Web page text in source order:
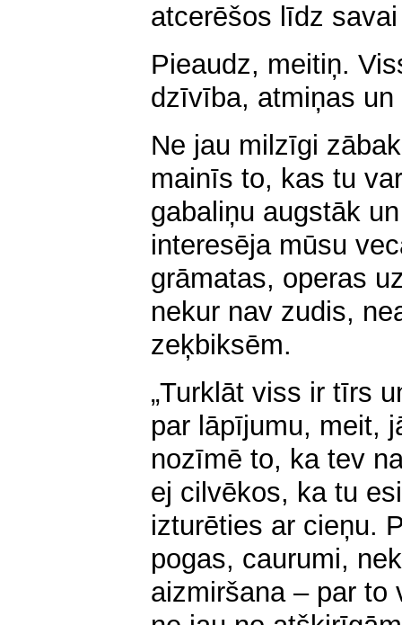
atcerēšos līdz
Pieaudz, meitiņ.
dzīvība, atmiņas
Ne jau milzīgi
mainīs to, kas tu
gabaliņu augstāk
interesēja mūsu
grāmatas, operas
nekur nav zudis,
zeķbiksēm.
„Turklāt viss ir tīrs
par lāpījumu, meit,
nozīmē to, ka tev
ej cilvēkos, ka tu
izturēties ar cieņu.
pogas, caurumi,
aizmiršana – par to